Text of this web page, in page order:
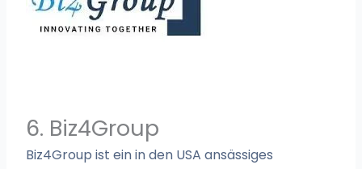
6. Biz4Group
Biz4Group ist ein in den USA ansässiges